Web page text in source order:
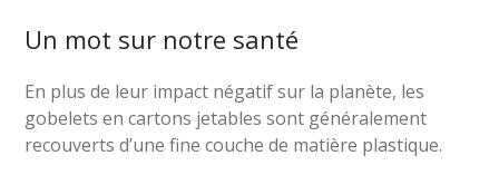
Un mot sur notre santé
En plus de leur impact négatif sur la planète, les
gobelets en cartons jetables sont généralement
recouverts d’une fine couche de matière plastique.